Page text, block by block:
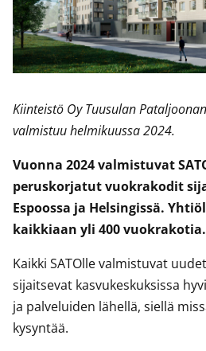
Kiinteistö Oy Tuusulan
valmistuu helmikuussa 2024.
Vuonna 2024 valmistuvat
peruskorjatut vuokrakodit
Espoossa ja Helsingissä.
kaikkiaan yli 400 vuokrakotia.
Kaikki SATOlle valmistuvat
sijaitsevat kasvukeskuksissa
ja palveluiden lähellä, siellä
kysyntää.